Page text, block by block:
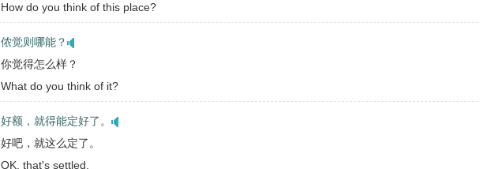
How do you think of this place?
侬觉则哪能？
你觉得怎么样？
What do you think of it?
好额，就得能定好了。
好吧，就这么定了。
OK, that's settled.